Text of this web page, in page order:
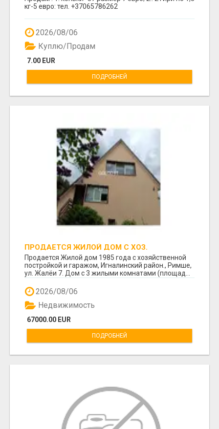
кг-5 евро: тел. +37065786262
2026/08/06
7.00 EUR
Куплю/Продам
ПОДРОБНЕЙ
ПРОДАЕТСЯ ЖИЛОЙ ДОМ С ХОЗ.
ПОСТРОЙКОЙ И ГАРАЖОМ В РИМШЕ.
Продается Жилой дом 1985 года с хозяйственной
постройкой и гаражом, Игналинский район., Римше,
ул. Жалёи 7. Дом с 3 жилыми комнатами (площад...
2026/08/06
67000.00 EUR
Недвижимость
ПОДРОБНЕЙ